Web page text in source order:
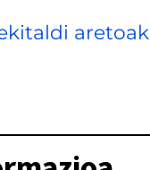
aretoak